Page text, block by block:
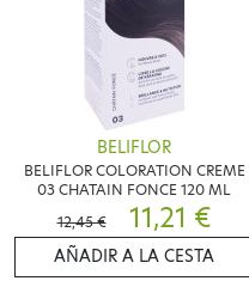
BELIFLOR
BELIFLOR COLORATION CREME
03 CHATAIN FONCE 120 ML
12,45 €
11,21 €
AÑADIR A LA CESTA